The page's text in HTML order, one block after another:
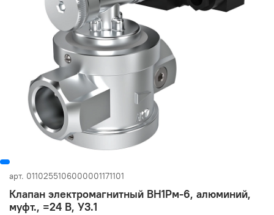
арт. 0110255106000001171101
Клапан электромагнитный ВН1Рм-6, алюминий,
муфт., =24 В, У3.1